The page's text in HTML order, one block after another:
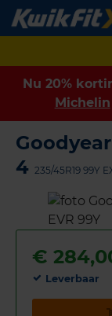
Nu 20%
Michelin
Goodyear
4 235/45R19 99Y
€
Leverbaar